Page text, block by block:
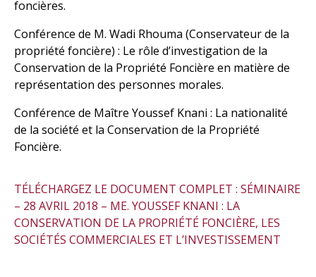
foncières.
Conférence de M. Wadi Rhouma (Conservateur de la
propriété foncière) : Le rôle d’investigation de la
Conservation de la Propriété Foncière en matière de
représentation des personnes morales.
Conférence de Maître Youssef Knani : La nationalité
de la société et la Conservation de la Propriété
Foncière.
TÉLÉCHARGEZ LE DOCUMENT COMPLET : SÉMINAIRE
– 28 AVRIL 2018 – ME. YOUSSEF KNANI : LA
CONSERVATION DE LA PROPRIÉTÉ FONCIÈRE, LES
SOCIÉTÉS COMMERCIALES ET L’INVESTISSEMENT